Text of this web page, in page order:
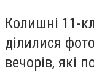
Колишні 11-
ділилися
вечорів, які